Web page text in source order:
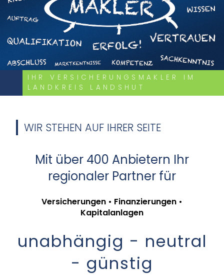
IHR VERSICHERUNGSMAKLER IM
LANDKREIS LANDSHUT
WIR STEHEN AUF IHRER SEITE
Mit über 400 Anbietern Ihr
regionaler Partner für
Versicherungen • Finanzierungen •
Kapitalanlagen
unabhängig - neutral
- günstig